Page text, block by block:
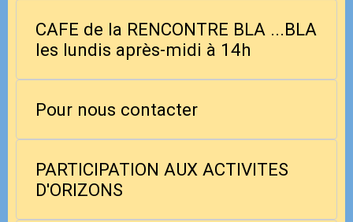
CAFE de la RENCONTRE BLA ...BLA
les lundis après-midi à 14h
Pour nous contacter
PARTICIPATION AUX ACTIVITES
D'ORIZONS